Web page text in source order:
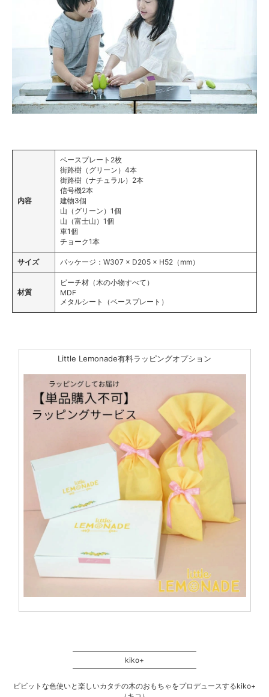
内容
ベースプレート2枚
街路樹（グリーン）4本
街路樹（ナチュラル）2本
信号機2本
建物3個
山（グリーン）1個
山（富士山）1個
車1個
チョーク1本
サイズ パッケージ：W307 × D205 × H52（mm）
材質
ビーチ材（木の小物すべて）
MDF
メタルシート（ベースプレート）
Little Lemonade有料ラッピングオプション
kiko+
ビビットな色使いと楽しいカタチの木のおもちゃをプロデュースするkiko+